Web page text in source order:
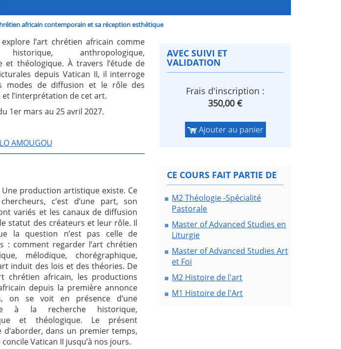
africain contemporain et sa réception esthétique
l’art chrétien africain comme
anthropologique,
et théologique. À travers l’étude de
depuis Vatican II, il interroge
modes de diffusion et le rôle des
l’interprétation de cet art.
1er mars au 25 avril 2027.
AMOUGOU
production artistique existe. Ce
c’est d’une part, son
variés et les canaux de diffusion
statut des créateurs et leur rôle. Il
la question n’est pas celle de
: comment regarder l’art chrétien
mélodique, chorégraphique,
induit des lois et des théories. De
chrétien africain, les productions
depuis la première annonce
on se voit en présence d’une
à la recherche historique,
et théologique. Le présent
dans un premier temps,
Vatican II jusqu’à nos jours.
AVEC SUIVI ET
VALIDATION
Frais d'inscription :
350,00 €
Ajouter au panier
CE COURS FAIT PARTIE DE
M2 Théologie -Spécialité
Pastorale
Master of Advanced Studies en
Liturgie
Master of Advanced Studies Art
et Foi
M2 Histoire de l'art
M1 Histoire de l'Art